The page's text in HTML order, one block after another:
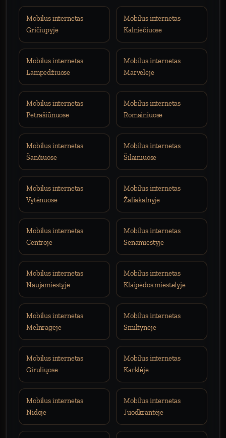
Mobilus internetas
Gričiupyje
Mobilus internetas
Kalniečiuose
Mobilus internetas
Lampėdžiuose
Mobilus internetas
Marvelėje
Mobilus internetas
Petrašiūnuose
Mobilus internetas
Romainiuose
Mobilus internetas
Šančiuose
Mobilus internetas
Šilainiuose
Mobilus internetas
Vytėnuose
Mobilus internetas
Žaliakalnyje
Mobilus internetas
Centroje
Mobilus internetas
Senamiestyje
Mobilus internetas
Naujamiestyje
Mobilus internetas
Klaipėdos miestelyje
Mobilus internetas
Melnragėje
Mobilus internetas
Smiltynėje
Mobilus internetas
Giruliųose
Mobilus internetas
Karklėje
Mobilus internetas
Nidoje
Mobilus internetas
Juodkrantėje